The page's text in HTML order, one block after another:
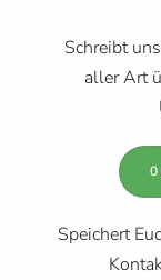
Schreibt
aller Art
Speichert